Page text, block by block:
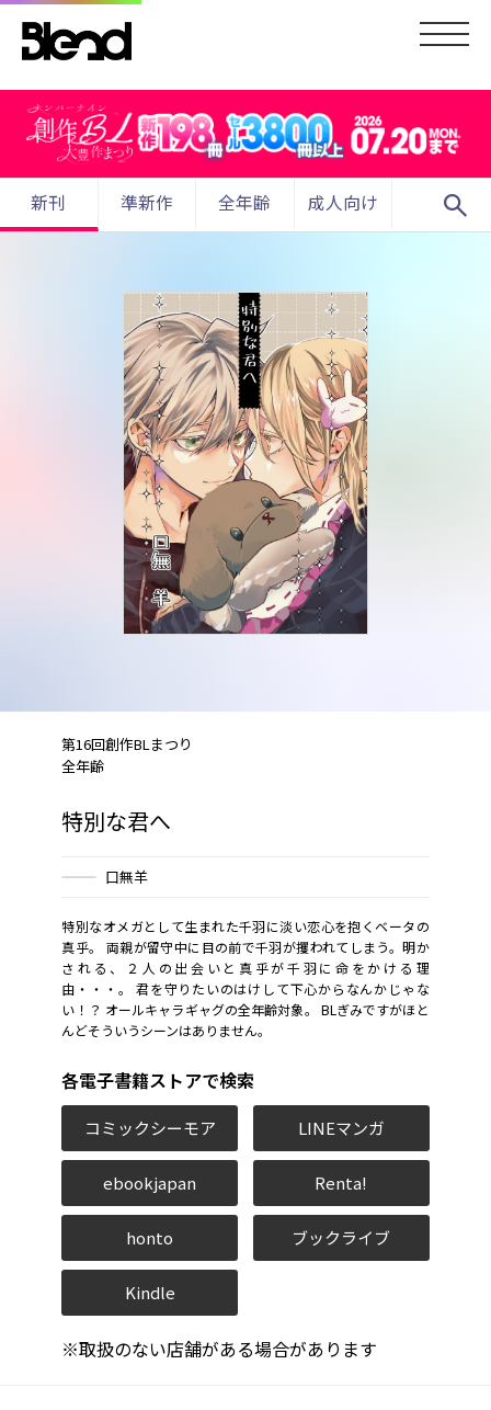
新刊 準新作 全年齢 成人向け search
第16回創作BLまつり
全年齢
特別な君へ
口無羊
特別なオメガとして生まれた千羽に淡い恋心を抱くベータの
真乎。 両親が留守中に目の前で千羽が攫われてしまう。明か
される、２人の出会いと真乎が千羽に命をかける理
由・・・。 君を守りたいのはけして下心からなんかじゃな
い！？ オールキャラギャグの全年齢対象。 BLぎみですがほと
んどそういうシーンはありません。
各電子書籍ストアで検索
コミックシーモア LINEマンガ
ebookjapan Renta!
honto ブックライブ
Kindle
※取扱のない店舗がある場合があります